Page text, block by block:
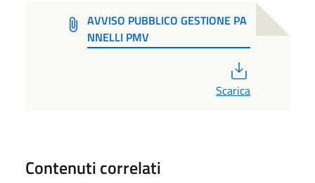
AVVISO PUBBLICO GESTIONE PA
NNELLI PMV
Scarica
Contenuti correlati